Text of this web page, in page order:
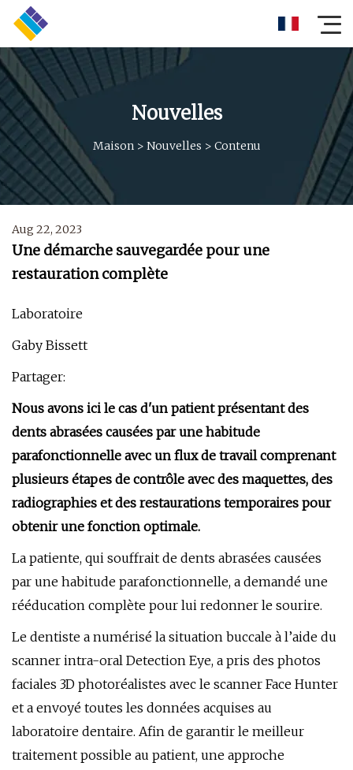
Nouvelles
Maison > Nouvelles > Contenu
Aug 22, 2023
Une démarche sauvegardée pour une
restauration complète
Laboratoire
Gaby Bissett
Partager:
Nous avons ici le cas d'un patient présentant des
dents abrasées causées par une habitude
parafonctionnelle avec un flux de travail comprenant
plusieurs étapes de contrôle avec des maquettes, des
radiographies et des restaurations temporaires pour
obtenir une fonction optimale.
La patiente, qui souffrait de dents abrasées causées
par une habitude parafonctionnelle, a demandé une
rééducation complète pour lui redonner le sourire.
Le dentiste a numérisé la situation buccale à l’aide du
scanner intra-oral Detection Eye, a pris des photos
faciales 3D photoréalistes avec le scanner Face Hunter
et a envoyé toutes les données acquises au
laboratoire dentaire. Afin de garantir le meilleur
traitement possible au patient, une approche